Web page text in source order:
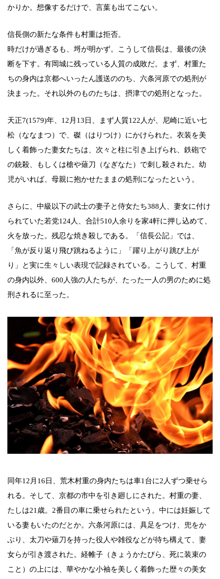
かりか。想像するだけで、言葉も出てこない。
信長側の新たな条件も村重は拒否。
時だけが過ぎるも、埒が明かず。こうして信長は、最後の決
断を下す。有岡城に残っている人質の成敗だ。まず、村重た
ちの身内は京都へいったん護送ののち、六条河原での処刑が
決まった。それ以外のものたちは、摂津での処刑となった。
天正7(1579)年、12月13日、まず人質122人が、尼崎に近い七
松（ななまつ）で、磔（はりつけ）にかけられた。衣装を美
しく着飾った妻女たちは、次々と柱に引き上げられ、鉄砲で
の銃殺、もしくは槍や薙刀（なぎなた）で刺し殺された。幼
児がいれば、母親に抱かせたままの処刑になったという。
さらに、中級以下の武士の妻子と侍女たち388人、妻女に付け
られていた若党124人、合計510人余りを家4軒に押し込めて、
火を放った。残忍な焼き殺しである。「信長公記」では、
「魚が反り返り飛び跳ねるように」「躍り上がり跳び上が
り」と実に生々しい表現で記録されている。こうして、村重
の身内以外、600人強の人たちが、たった一人の男のために処
刑されるに至った。
同年12月16日、荒木村重の身内たちは車1台に2人ずつ乗せら
れる。そして、京都の市中を引き廻しにされた。村重の妻、
たしは21歳。2番目の車に乗せられたという。中には妊娠して
いる妻もいたのだとか。六条河原には、具足をつけ、兜をか
ぶり、太刀や薙刀を持った役人や雑役などが待ち構えて、妻
女らが引き渡された。経帷子（きょうかたびら、死に装束の
こと）の上には、華やかな小袖を美しく着飾った歴々の美女